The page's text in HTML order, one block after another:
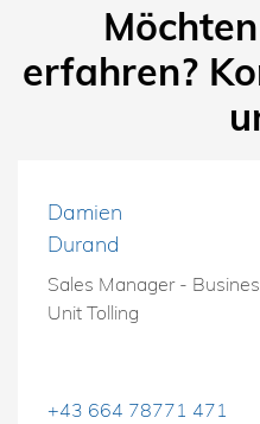
erfahren?
Damien
Durand
Sales Manager -
Unit Tolling
+43 664 78771 471